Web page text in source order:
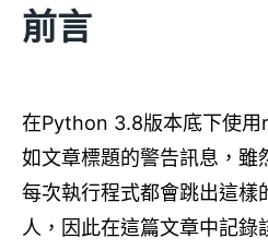
前言
在Python 3.8版本底下使用
如文章標題的警告訊息，雖
每次執行程式都會跳出這樣
人，因此在這篇文章中記錄